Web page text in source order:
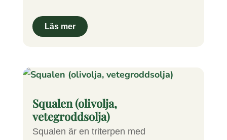
Squalen (olivolja,
vetegroddsolja)
Squalen är en triterpen med